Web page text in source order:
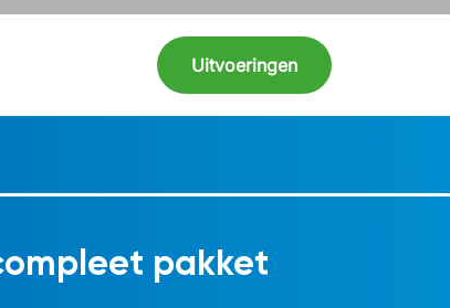
Uitvoeringen
pakket